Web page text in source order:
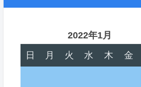
2022年1月
日
月 火 水 木 金